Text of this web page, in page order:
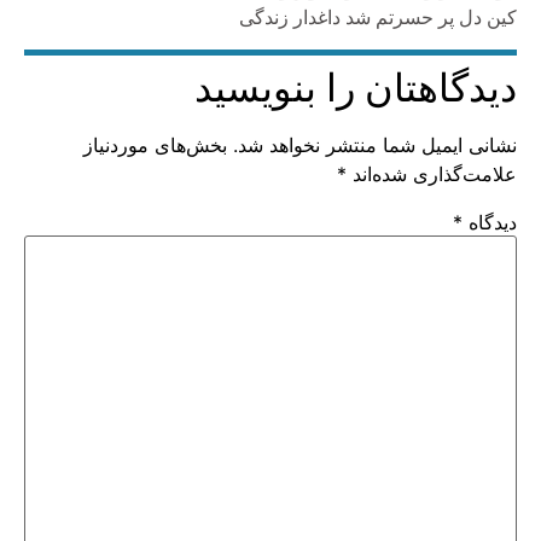
کین دل پر حسرتم شد داغدار زندگی
دیدگاهتان را بنویسید
نشانی ایمیل شما منتشر نخواهد شد. بخش‌های موردنیاز
علامت‌گذاری شده‌اند *
دیدگاه *